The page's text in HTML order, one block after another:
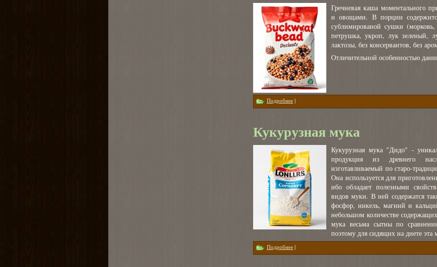
Гречневая каша моментального
и овощами. В порции
сублимированой сушки (морковь,
петрушка, укроп, лук зеленый,
лактозы, без консервантов, без
Отличительной особенностью
Подробнее о Каша гречневая с топинамбуром и овощами
|
Кукурузная мука
Кукурузная мука "Дидо" -
продукция из древнего
изготавливаемый по старо-
Она используется для
ибо обладает полезными
видов муки. В ней содержатся
фосфор, никель, магний и
небольшом количестве
мука весьма сытны по
поэтому для сидящих на диете эта
Подробнее о Кукурузная мука
|